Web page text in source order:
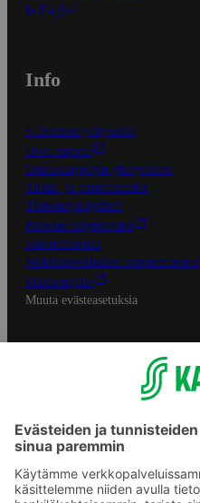
In English
Info
S-Business yrityksille
Oiva-raportit
Osuuskauppojen yhteystiedot
Tilaus- ja toimitusehdot
Tietosuojakäytäntö
Palvelun käyttöehdot
Saavutettavuus
Mobiilisovelluksen saavutettavuus
Mainostajalle
Muuta evästeasetuksia
S-ryhmän palvelut
S-ryhmä
Asiakasomistajuus
S-ostoslista -sovellus